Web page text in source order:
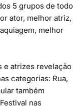
5 grupos de todo
ator, melhor atriz,
melhor
e atrizes revelação
categorias: Rua,
também
nas